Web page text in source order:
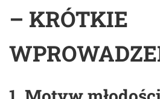
– KRÓTKIE